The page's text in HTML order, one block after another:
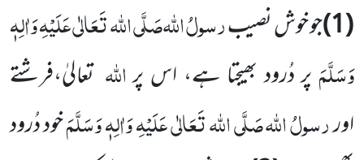
(1) جو خوش نصیبرسولُ اللہصَلَّی اللہ تَعَالٰی عَلَیْہِ وَاٰلِہٖ
وَسَلَّمَپر دُرود بھیجتا ہے، اس پراللہ تعالیٰ،فرشتے
اوررسولُ اللہصَلَّی اللہ تَعَالٰی عَلَیْہِ وَاٰلِہٖ وَسَلَّمَخود دُرود